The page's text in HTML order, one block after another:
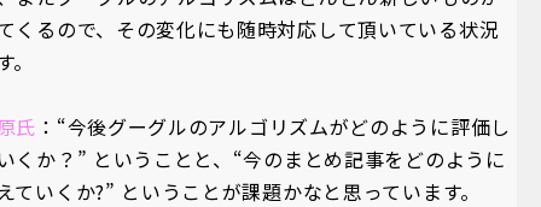
くるので、その変化にも随時対応して頂いている状況
。
氏 ：“今後グーグルのアルゴリズムがどのように評価し
くか？” ということと、“今のまとめ記事をどのように
ていくか?” ということが課題かなと思っています。